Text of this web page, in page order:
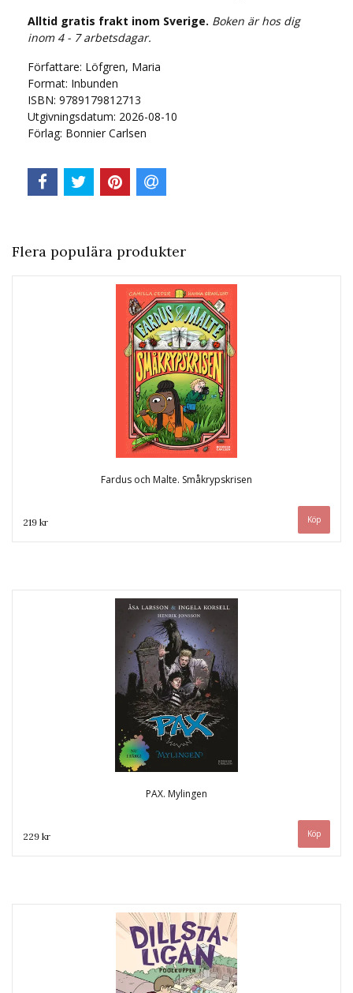
Alltid gratis frakt inom Sverige. Boken är hos dig
inom 4 - 7 arbetsdagar.
Författare: Löfgren, Maria
Format: Inbunden
ISBN: 9789179812713
Utgivningsdatum: 2026-08-10
Förlag: Bonnier Carlsen
Flera populära produkter
Fardus och Malte. Småkrypskrisen
219 kr
PAX. Mylingen
229 kr